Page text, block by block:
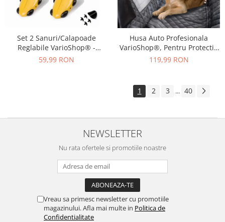
Set 2 Sanuri/Calapoade
Reglabile VarioShop® -
Marimea 39-43, Pentru Largit
59,99 RON
Husa Auto Profesionala
VarioShop®, Pentru Protectie
si Transport Animale, Caini si
Fereastra Observare, Sectiuni
Laterale tip Hamac,
119,99 RON
1 2 3 ... 40
NEWSLETTER
Nu rata ofertele si promotiile noastre
Vreau sa primesc newsletter cu promotiile
magazinului. Afla mai multe in Politica de
Confidentialitate